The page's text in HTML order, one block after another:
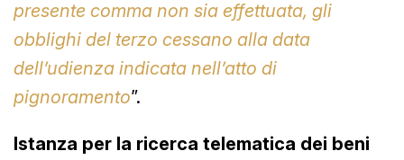
presente comma non sia effettuata, gli
obblighi del terzo cessano alla data
dell’udienza indicata nell’atto di
pignoramento”.
Istanza per la ricerca telematica dei beni